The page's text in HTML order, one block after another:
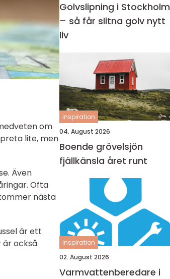
om
lite, men
Även
Ofta
nästa
är ett
är också
Golvslipning i Stockholm
– så får slitna golv nytt
liv
inspiration
04. August 2026
Boende grövelsjön
fjällkänsla året runt
inspiration
02. August 2026
Varmvattenberedare i